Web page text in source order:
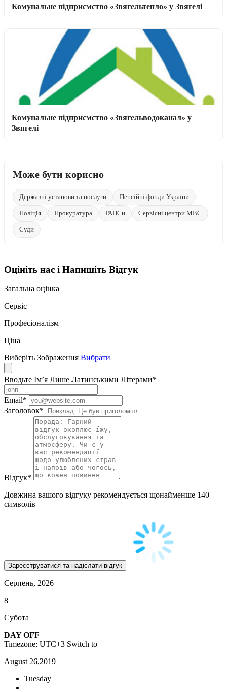
Комунальне підприємство «Звягельтепло» у Звягелі
Комунальне підприємство «Звягельводоканал» у
Звягелі
Може бути корисно
Державні установи та послуги Пенсійні фонди України
Поліція Прокуратура РАЦСи Сервісні центри МВС
Суди
Оцініть нас і Напишіть Відгук
Загальна оцінка
Сервіс
Професіоналізм
Ціна
Виберіть Зображення Вибрати
Вводьте Ім’я Лише Латинськими Літерами*
Email*
Заголовок*
Відгук*
Довжина вашого відгуку рекомендується щонайменше 140
символів
Серпень, 2026
8
Субота
DAY OFF
Timezone: UTC+3 Switch to
August 26,2019
Tuesday